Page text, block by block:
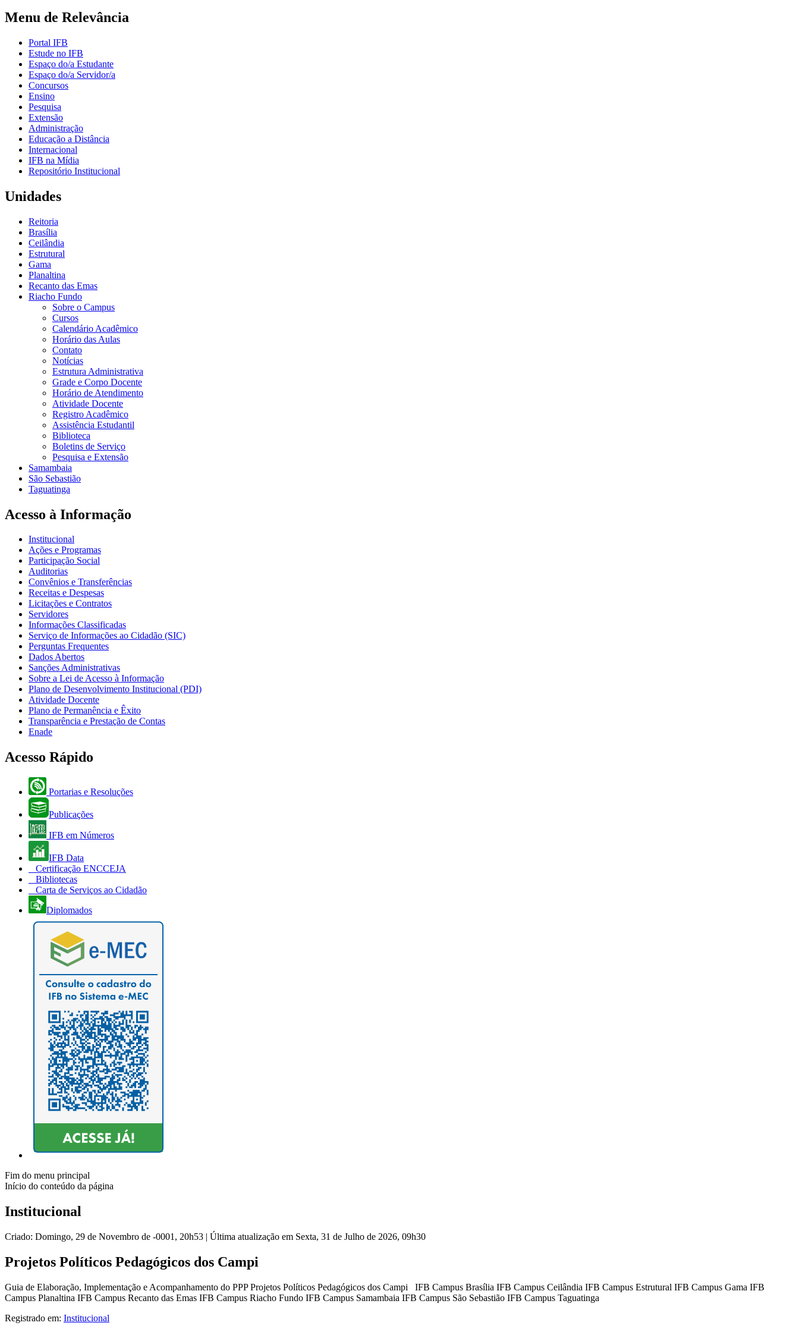
Menu de Relevância
Portal IFB
Estude no IFB
Espaço do/a Estudante
Espaço do/a Servidor/a
Concursos
Ensino
Pesquisa
Extensão
Administração
Educação a Distância
Internacional
IFB na Mídia
Repositório Institucional
Unidades
Reitoria
Brasília
Ceilândia
Estrutural
Gama
Planaltina
Recanto das Emas
Riacho Fundo
Sobre o Campus
Cursos
Calendário Acadêmico
Horário das Aulas
Contato
Notícias
Estrutura Administrativa
Grade e Corpo Docente
Horário de Atendimento
Atividade Docente
Registro Acadêmico
Assistência Estudantil
Biblioteca
Boletins de Serviço
Pesquisa e Extensão
Samambaia
São Sebastião
Taguatinga
Acesso à Informação
Institucional
Ações e Programas
Participação Social
Auditorias
Convênios e Transferências
Receitas e Despesas
Licitações e Contratos
Servidores
Informações Classificadas
Serviço de Informações ao Cidadão (SIC)
Perguntas Frequentes
Dados Abertos
Sanções Administrativas
Sobre a Lei de Acesso à Informação
Plano de Desenvolvimento Institucional (PDI)
Atividade Docente
Plano de Permanência e Êxito
Transparência e Prestação de Contas
Enade
Acesso Rápido
Portarias e Resoluções
Publicações
IFB em Números
IFB Data
Certificação ENCCEJA
Bibliotecas
Carta de Serviços ao Cidadão
Diplomados
Fim do menu principal
Início do conteúdo da página
Institucional
Criado: Domingo, 29 de Novembro de -0001, 20h53 | Última atualização em Sexta, 31 de Julho de 2026, 09h30
Projetos Políticos Pedagógicos dos Campi
Guia de Elaboração, Implementação e Acompanhamento do PPP Projetos Políticos Pedagógicos dos Campi IFB Campus Brasília IFB Campus Ceilândia IFB Campus Estrutural IFB Campus Gama IFB
Campus Planaltina IFB Campus Recanto das Emas IFB Campus Riacho Fundo IFB Campus Samambaia IFB Campus São Sebastião IFB Campus Taguatinga
Registrado em: Institucional